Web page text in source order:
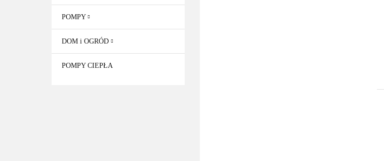
POMPY
DOM i OGRÓD
POMPY CIEPŁA